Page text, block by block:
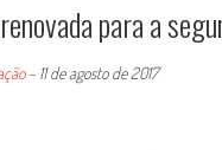
renovada para a
- 11 de agosto de 2017